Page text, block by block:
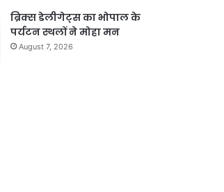
ब्रिक्स डेलीगेट्स का भोपाल के
पर्यटन स्थलों ने मोहा मन
August 7, 2026